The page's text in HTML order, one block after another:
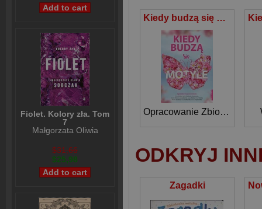
Fiolet. Kolory zła. Tom
7
Małgorzata Oliwia
$31,66
$25,98
Kiedy budzą się motyle
Opracowanie Zbiorowe
ODKRYJ
Zagadki